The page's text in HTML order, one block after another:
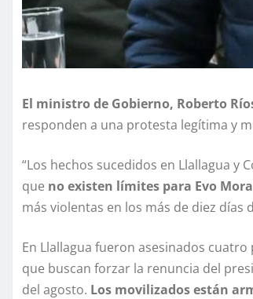
El ministro de Gobierno, Roberto
responden a una protesta legítima y
“Los hechos sucedidos en Llallagua
que no existen límites para Evo
más violentas en los más de diez días
En Llallagua fueron asesinados
que buscan forzar la renuncia del
del agosto. Los movilizados están